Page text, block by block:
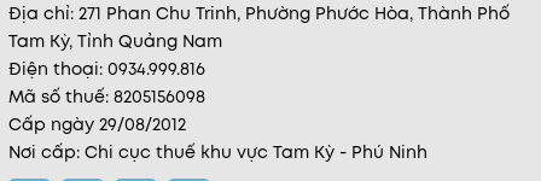
Địa chỉ: 271 Phan Chu Trinh, Phường Phước Hòa, Thành Phố
Tam Kỳ, Tỉnh Quảng Nam
Điện thoại: 0934.999.816
Mã số thuế: 8205156098
Cấp ngày 29/08/2012
Nơi cấp: Chi cục thuế khu vực Tam Kỳ - Phú Ninh